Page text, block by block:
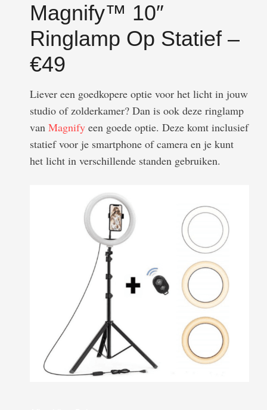
Magnify™ 10″
Ringlamp Op Statief –
€49
Liever een goedkopere optie voor het licht in jouw
studio of zolderkamer? Dan is ook deze ringlamp
van Magnify een goede optie. Deze komt inclusief
statief voor je smartphone of camera en je kunt
het licht in verschillende standen gebruiken.